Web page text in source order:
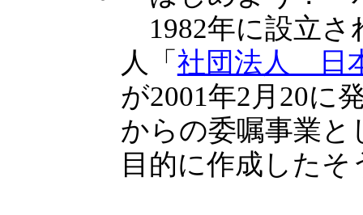
1982年に設立さ
人「 社団法人 日
が2001年2月20に
からの委嘱事業と
目的に作成したそ